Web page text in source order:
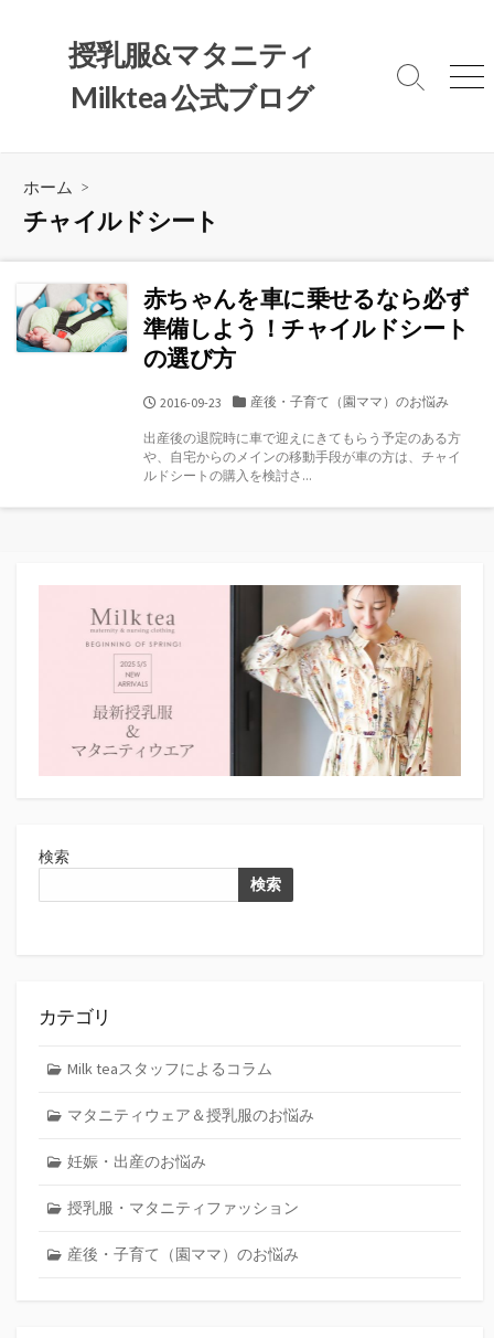
へ
プ
授乳服&マタニティ
Milktea 公式ブログ
検
メ
ホーム >
チャイルドシート
赤ちゃんを車に乗せるなら必ず
準備しよう！チャイルドシート
の選び方
公
日
2016-09-23
カ
ゴ
リ
ー
産後・子育て（園ママ）のお悩み
出産後の退院時に車で迎えにきてもらう予定のある方
や、自宅からのメインの移動手段が車の方は、チャイ
ルドシートの購入を検討さ...
検索
検索
カテゴリ
Milk teaスタッフによるコラム
マタニティウェア＆授乳服のお悩み
妊娠・出産のお悩み
授乳服・マタニティファッション
産後・子育て（園ママ）のお悩み